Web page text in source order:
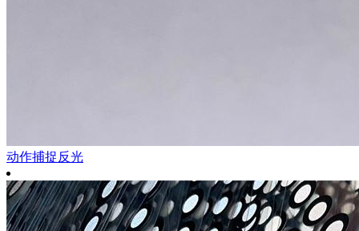
动作捕捉反光